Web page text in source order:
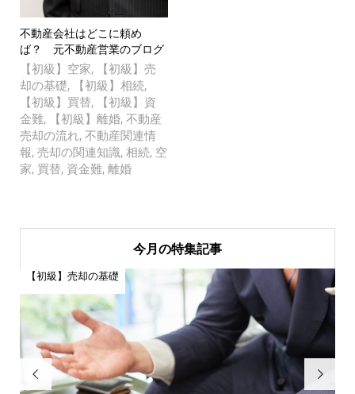
不動産会社はどこに頼め
ば？ 元不動産営業のブログ
【初級】空家,
【初級】売
却の基礎, 【初級】相続,
【初級】買替,
【初級】資
金難, 【初級】離婚, 不動産
売却の流れ, 不動産関連情
報, 売却の関連知識, 相続, 空
家, 買替, 資金難, 離婚
今月の特集記事

【初級】売却の基礎
